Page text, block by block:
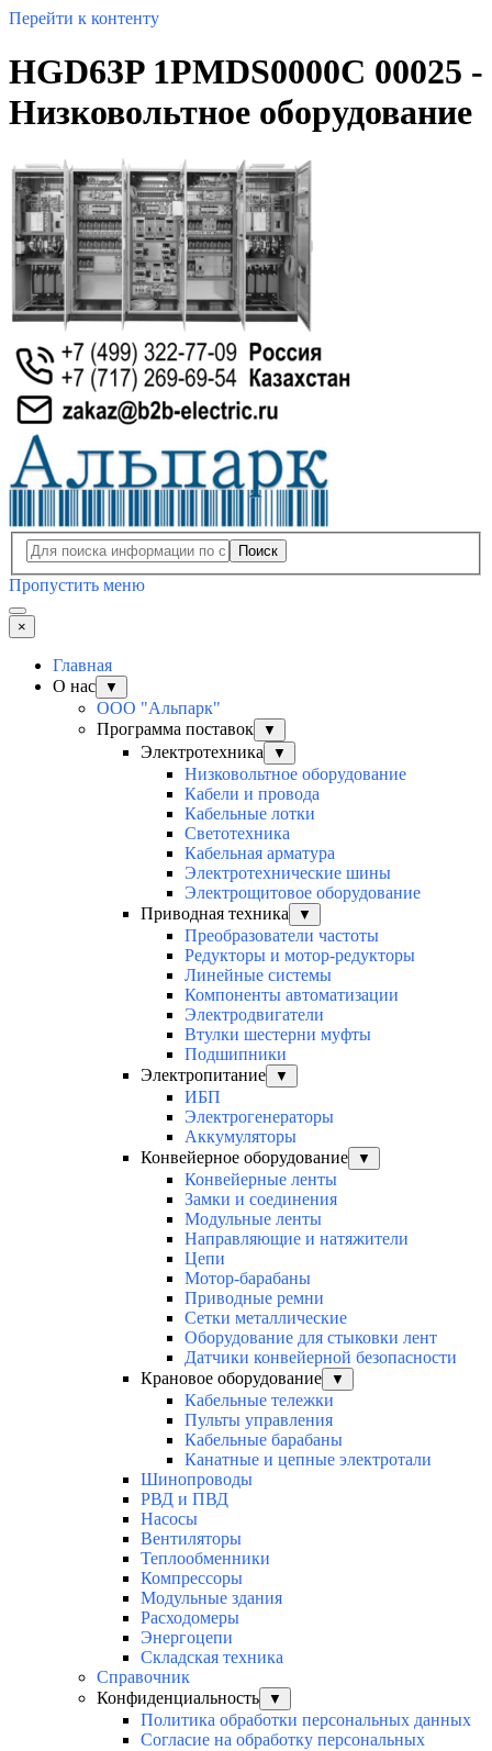
Перейти к контенту
HGD63P 1PMDS0000C 00025 -
Низковольтное оборудование
Поиск
Пропустить меню
×
Главная
О нас
▼
ООО "Альпарк"
Программа поставок
▼
Электротехника ▼
Низковольтное оборудование
Кабели и провода
Кабельные лотки
Светотехника
Кабельная арматура
Электротехнические шины
Электрощитовое оборудование
Приводная техника
▼
Преобразователи частоты
Редукторы и мотор-редукторы
Линейные системы
Компоненты автоматизации
Электродвигатели
Втулки шестерни муфты
Подшипники
Электропитание
▼
ИБП
Электрогенераторы
Аккумуляторы
Конвейерное оборудование
▼
Конвейерные ленты
Замки и соединения
Модульные ленты
Направляющие и натяжители
Цепи
Мотор-барабаны
Приводные ремни
Сетки металлические
Оборудование для стыковки лент
Датчики конвейерной безопасности
Крановое оборудование
▼
Кабельные тележки
Пульты управления
Кабельные барабаны
Канатные и цепные электротали
Шинопроводы
РВД и ПВД
Насосы
Вентиляторы
Теплообменники
Компрессоры
Модульные здания
Расходомеры
Энергоцепи
Складская техника
Справочник
Конфиденциальность
▼
Политика обработки персональных данных
Согласие на обработку персональных